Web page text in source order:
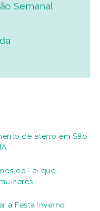
Semanal
de aterro em São
da Lei que
a Festa Inverno